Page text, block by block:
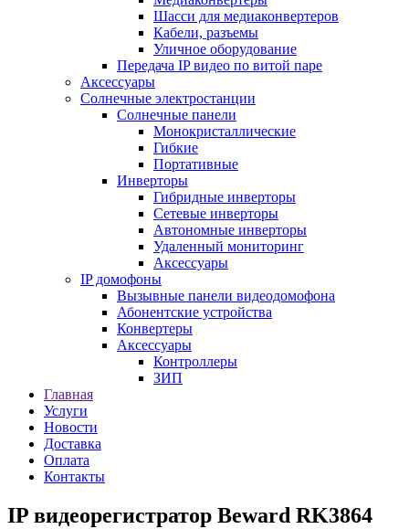
Шасси для медиаконвертеров
Кабели, разъемы
Уличное оборудование
Передача IP видео по витой паре
Аксессуары
Солнечные электростанции
Солнечные панели
Монокристаллические
Гибкие
Портативные
Инверторы
Гибридные инверторы
Сетевые инверторы
Автономные инверторы
Удаленный мониторинг
Аксессуары
IP домофоны
Вызывные панели видеодомофона
Абонентские устройства
Конвертеры
Аксессуары
Контроллеры
ЗИП
Главная
Услуги
Новости
Доставка
Оплата
Контакты
IP видеорегистратор Beward RK3864